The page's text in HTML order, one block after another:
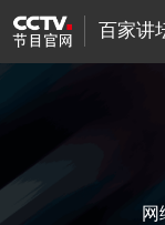
百家讲
网